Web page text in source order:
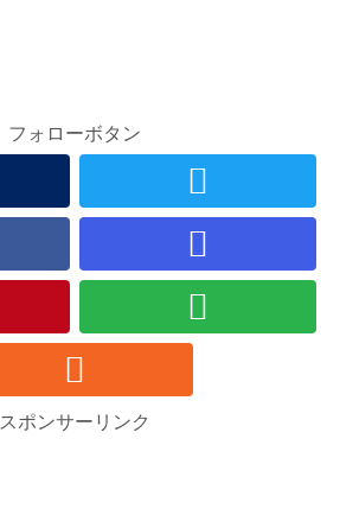
フォローボタン
スポンサーリンク